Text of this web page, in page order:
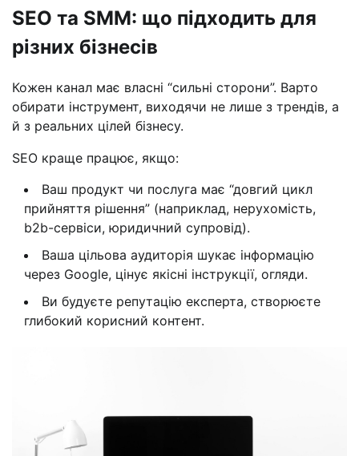
SEO та SMM: що підходить для
різних бізнесів
Кожен канал має власні “сильні сторони”. Варто
обирати інструмент, виходячи не лише з трендів, а
й з реальних цілей бізнесу.
SEO краще працює, якщо:
Ваш продукт чи послуга має “довгий цикл
прийняття рішення” (наприклад, нерухомість,
b2b-сервіси, юридичний супровід).
Ваша цільова аудиторія шукає інформацію
через Google, цінує якісні інструкції, огляди.
Ви будуєте репутацію експерта, створюєте
глибокий корисний контент.